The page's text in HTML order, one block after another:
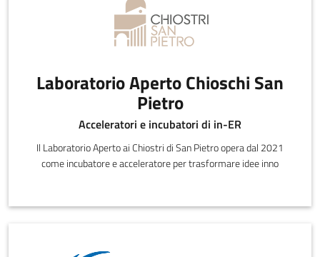
Laboratorio Aperto Chioschi San
Pietro
Acceleratori e incubatori di in-ER
Il Laboratorio Aperto ai Chiostri di San Pietro opera dal 2021
come incubatore e acceleratore per trasformare idee inno